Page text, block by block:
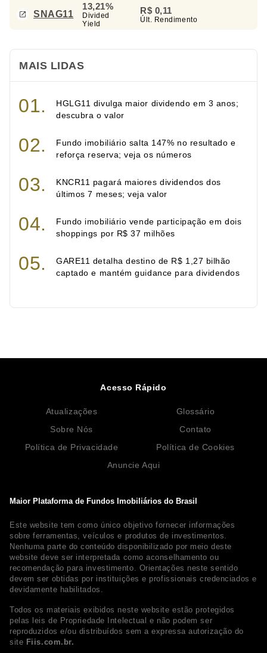
SNAG11
13,21%
Divided
Yield
R$ 0,11
Últ. Rendimento
MAIS LIDAS
HGLG11 divulga maior dividendo em 3 anos;
descubra o valor
Fundo imobiliário salta 147% no resultado e
reforça reserva; veja os números
KNCR11 pagará maiores dividendos dos
últimos 7 meses; veja valor
Fundo imobiliário vende participação em dois
shoppings por R$ 37 milhões
GARE11 detalha destino de R$ 1,27 bilhão
captado e mantém guidance para dividendos
Maior Plataforma de Fundos Imobiliários do Brasil
Este website tem como único objetivo fornecer informações
sobre ferramentas, veículos e produtos de investimentos.
Nenhuma parte do conteúdo disponibilizado por meio deste
website deve ser interpretada como aconselhamento ou
recomendação para investimento. Orientações neste sentido
devem ser obtidas por instituições e profissionais credenciados e
devidamente habilitados.
Todos os materiais exibidos neste website estão protegidos
pelas leis de Propriedade Intelectual e não podem ser
reproduzidos e/ou distribuídos sem a expressa autorização do
site Fiis.com.br.
Acesso Rápido
Atualizações
Glossário
Sobre Nós
Contato
Política de Privacidade
Política de Cookies
Anuncie Aqui